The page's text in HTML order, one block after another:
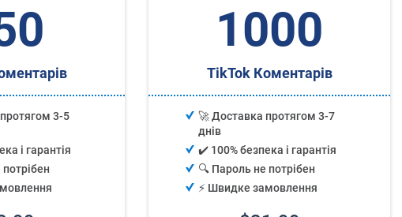
3-5
і гарантія
1000
TikTok Коментарів
🚀 Доставка протягом 3-7
днів
✔️ 100% безпека і гарантія
🔍 Пароль не потрібен
⚡️ Швидке замовлення